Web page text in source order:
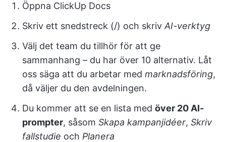
Öppna ClickUp Docs
Skriv ett snedstreck (/) och skriv AI-verktyg
Välj det team du tillhör för att ge
sammanhang – du har över 10 alternativ. Låt
oss säga att du arbetar med marknadsföring,
då väljer du den avdelningen.
Du kommer att se en lista med över 20 AI-
prompter, såsom Skapa kampanjidéer, Skriv
fallstudie och Planera